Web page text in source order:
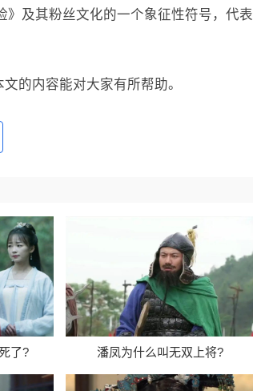
》及其粉丝文化的一个象征性符号，代表
的内容能对大家有所帮助。
了? 潘凤为什么叫无双上将?